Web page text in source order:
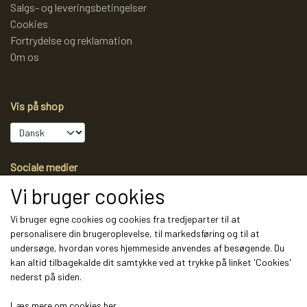
Salgs- og leveringsbetingelser
Cookies
Fortrydelse og reklamation
Om os
Vis på shop
Sociale medier
Modtag vores nyhedsbrev via e-mail
Tilmeld
Vi bruger cookies
Vi bruger egne cookies og cookies fra tredjeparter til at
personalisere din brugeroplevelse, til markedsføring og til at
undersøge, hvordan vores hjemmeside anvendes af besøgende. Du
kan altid tilbagekalde dit samtykke ved at trykke på linket 'Cookies'
nederst på siden.